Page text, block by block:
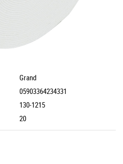
Grand
05903364234331
130-1215
20